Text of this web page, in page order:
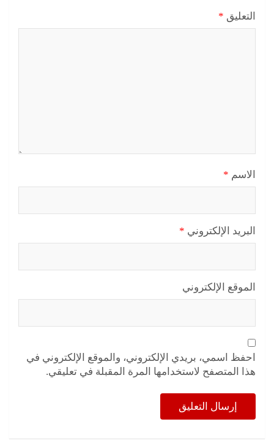
التعليق *
الاسم *
البريد الإلكتروني *
الموقع الإلكتروني
احفظ اسمي، بريدي الإلكتروني، والموقع الإلكتروني في
هذا المتصفح لاستخدامها المرة المقبلة في تعليقي.